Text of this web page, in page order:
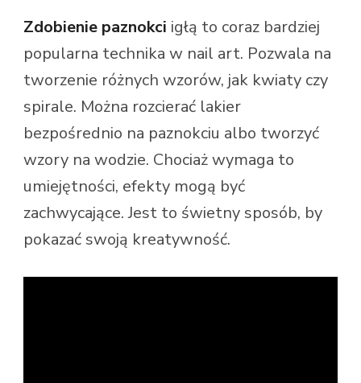
Zdobienie paznokci igłą to coraz bardziej
popularna technika w nail art. Pozwala na
tworzenie różnych wzorów, jak kwiaty czy
spirale. Można rozcierać lakier
bezpośrednio na paznokciu albo tworzyć
wzory na wodzie. Chociaż wymaga to
umiejętności, efekty mogą być
zachwycające. Jest to świetny sposób, by
pokazać swoją kreatywność.